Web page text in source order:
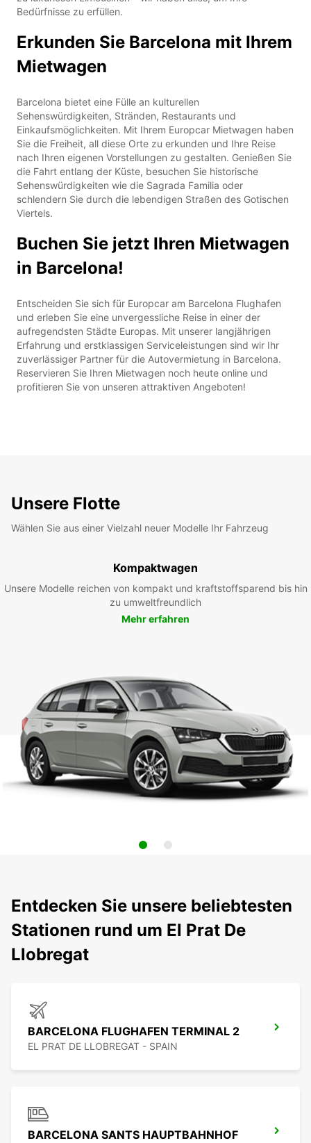
Bedürfnisse zu erfüllen.
Erkunden Sie Barcelona mit Ihrem
Mietwagen
Barcelona bietet eine Fülle an kulturellen
Sehenswürdigkeiten, Stränden, Restaurants und
Einkaufsmöglichkeiten. Mit Ihrem Europcar Mietwagen haben
Sie die Freiheit, all diese Orte zu erkunden und Ihre Reise
nach Ihren eigenen Vorstellungen zu gestalten. Genießen Sie
die Fahrt entlang der Küste, besuchen Sie historische
Sehenswürdigkeiten wie die Sagrada Familia oder
schlendern Sie durch die lebendigen Straßen des Gotischen
Viertels.
Buchen Sie jetzt Ihren Mietwagen
in Barcelona!
Entscheiden Sie sich für Europcar am Barcelona Flughafen
und erleben Sie eine unvergessliche Reise in einer der
aufregendsten Städte Europas. Mit unserer langjährigen
Erfahrung und erstklassigen Serviceleistungen sind wir Ihr
zuverlässiger Partner für die Autovermietung in Barcelona.
Reservieren Sie Ihren Mietwagen noch heute online und
profitieren Sie von unseren attraktiven Angeboten!
Unsere Flotte
Wählen Sie aus einer Vielzahl neuer Modelle Ihr Fahrzeug
Kompaktwagen
Unsere Modelle reichen von kompakt und kraftstoffsparend bis hin
zu umweltfreundlich
Mehr erfahren
Entdecken Sie unsere beliebtesten
Stationen rund um El Prat De
Llobregat
BARCELONA FLUGHAFEN TERMINAL 2
EL PRAT DE LLOBREGAT - SPAIN
BARCELONA SANTS HAUPTBAHNHOF